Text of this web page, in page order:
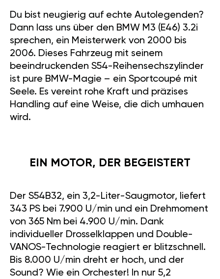
Du bist neugierig auf echte Autolegenden?
Dann lass uns über den BMW M3 (E46) 3.2i
sprechen, ein Meisterwerk von 2000 bis
2006. Dieses Fahrzeug mit seinem
beeindruckenden S54-Reihensechszylinder
ist pure BMW-Magie – ein Sportcoupé mit
Seele. Es vereint rohe Kraft und präzises
Handling auf eine Weise, die dich umhauen
wird.
EIN MOTOR, DER BEGEISTERT
Der S54B32, ein 3,2-Liter-Saugmotor, liefert
343 PS bei 7.900 U/min und ein Drehmoment
von 365 Nm bei 4.900 U/min. Dank
individueller Drosselklappen und Double-
VANOS-Technologie reagiert er blitzschnell.
Bis 8.000 U/min dreht er hoch, und der
Sound? Wie ein Orchester! In nur 5,2